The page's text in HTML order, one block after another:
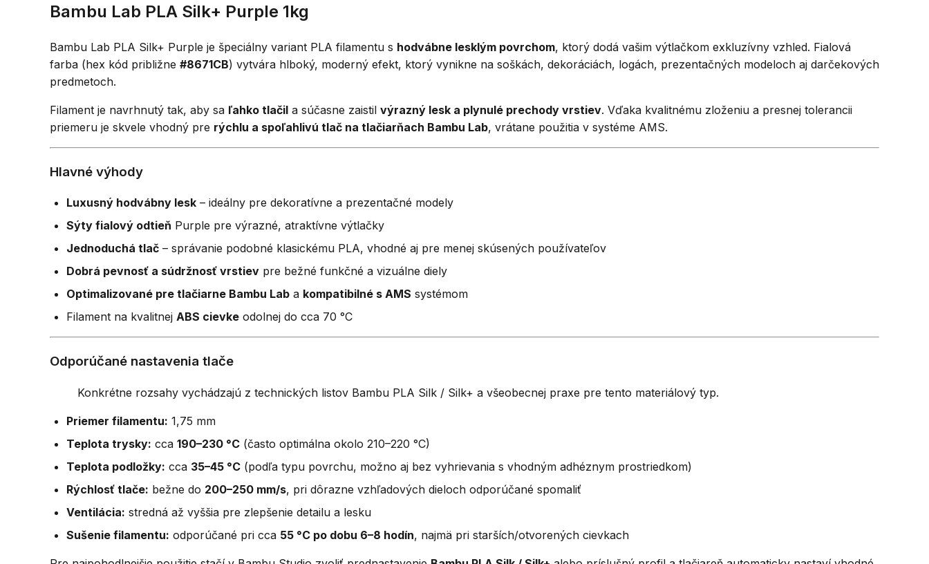
Bambu Lab PLA Silk+ Purple 1kg
Bambu Lab PLA Silk+ Purple je špeciálny variant PLA filamentu s hodvábne lesklým povrchom, ktorý dodá vašim výtlačkom exkluzívny vzhled. Fialová
farba (hex kód približne #8671CB) vytvára hlboký, moderný efekt, ktorý vynikne na soškách, dekoráciách, logách, prezentačných modeloch aj darčekových
predmetoch.
Filament je navrhnutý tak, aby sa ľahko tlačil a súčasne zaistil výrazný lesk a plynulé prechody vrstiev. Vďaka kvalitnému zloženiu a presnej tolerancii
priemeru je skvele vhodný pre rýchlu a spoľahlivú tlač na tlačiarňach Bambu Lab, vrátane použitia v systéme AMS.
Hlavné výhody
Luxusný hodvábny lesk – ideálny pre dekoratívne a prezentačné modely
Sýty fialový odtieň Purple pre výrazné, atraktívne výtlačky
Jednoduchá tlač – správanie podobné klasickému PLA, vhodné aj pre menej skúsených používateľov
Dobrá pevnosť a súdržnosť vrstiev pre bežné funkčné a vizuálne diely
Optimalizované pre tlačiarne Bambu Lab a kompatibilné s AMS systémom
Filament na kvalitnej ABS cievke odolnej do cca 70 °C
Odporúčané nastavenia tlače
Konkrétne rozsahy vychádzajú z technických listov Bambu PLA Silk / Silk+ a všeobecnej praxe pre tento materiálový typ.
Priemer filamentu: 1,75 mm
Teplota trysky: cca 190–230 °C (často optimálna okolo 210–220 °C)
Teplota podložky: cca 35–45 °C (podľa typu povrchu, možno aj bez vyhrievania s vhodným adhéznym prostriedkom)
Rýchlosť tlače: bežne do 200–250 mm/s, pri dôrazne vzhľadových dieloch odporúčané spomaliť
Ventilácia: stredná až vyššia pre zlepšenie detailu a lesku
Sušenie filamentu: odporúčané pri cca 55 °C po dobu 6–8 hodín, najmä pri starších/otvorených cievkach